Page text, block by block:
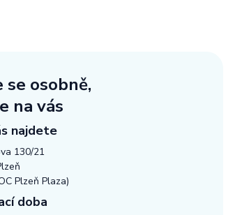
osobně,
na vás
najdete
130/21
Plzeň Plaza)
doba